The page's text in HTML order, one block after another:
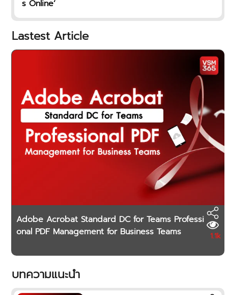
s Online’
Lastest Article
Adobe Acrobat Standard DC for Teams Professi
onal PDF Management for Business Teams
1.1k
บทความแนะนำ